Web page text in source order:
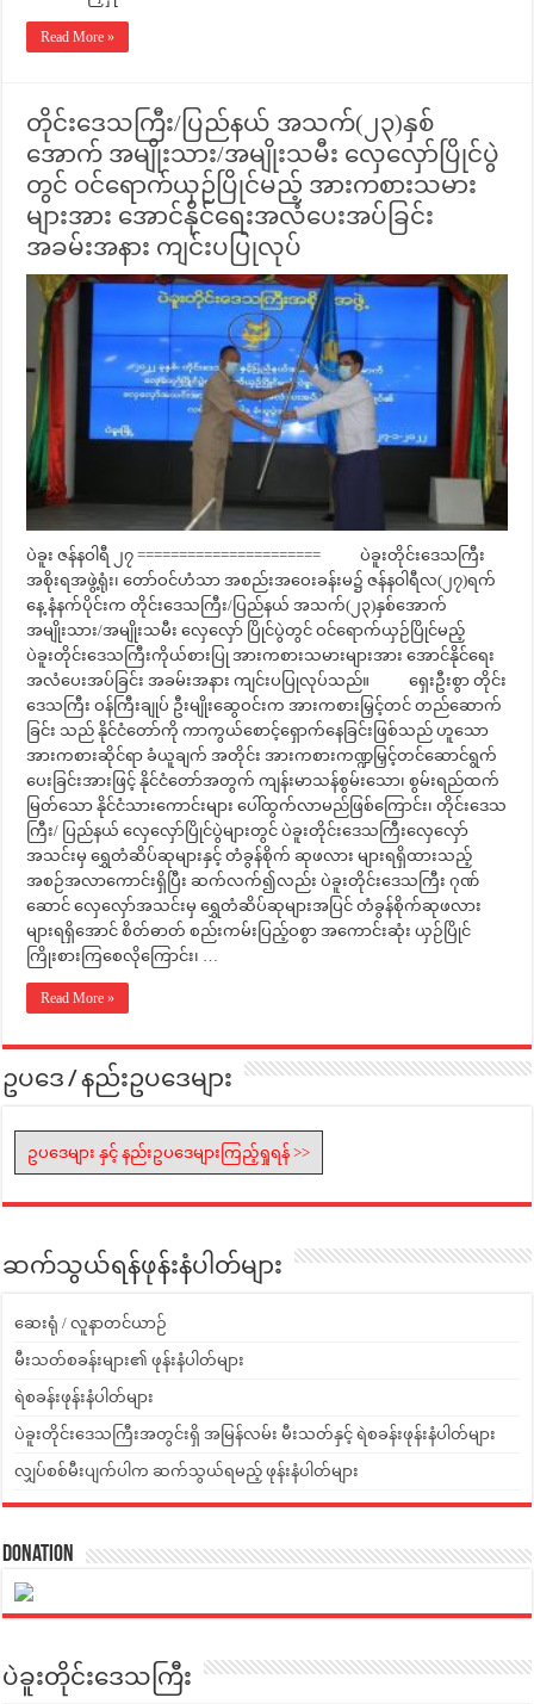
Read More »
တိုင်းဒေသကြီး/ပြည်နယ် အသက်(၂၃)နှစ်
အောက် အမျိုးသား/အမျိုးသမီး လှေလှော်ပြိုင်ပွဲ
တွင် ဝင်ရောက်ယှဉ်ပြိုင်မည့် အားကစားသမား
များအား အောင်နိုင်ရေးအလံပေးအပ်ခြင်း
အခမ်းအနား ကျင်းပပြုလုပ်
ပဲခူး ဇန်နဝါရီ ၂၇ ====================== ပဲခူးတိုင်းဒေသကြီး
အစိုးရအဖွဲ့ရုံး၊ တော်ဝင်ဟံသာ အစည်းအဝေးခန်းမ၌ ဇန်နဝါရီလ(၂၇)ရက်
နေ့ နံနက်ပိုင်းက တိုင်းဒေသကြီး/ပြည်နယ် အသက်(၂၃)နှစ်အောက်
အမျိုးသား/အမျိုးသမီး လှေလှော် ပြိုင်ပွဲတွင် ဝင်ရောက်ယှဉ်ပြိုင်မည့်
ပဲခူးတိုင်းဒေသကြီးကိုယ်စားပြု အားကစားသမားများအား အောင်နိုင်ရေး
အလံပေးအပ်ခြင်း အခမ်းအနား ကျင်းပပြုလုပ်သည်။ ရှေးဦးစွာ တိုင်း
ဒေသကြီး ဝန်ကြီးချုပ် ဦးမျိုးဆွေဝင်းက အားကစားမြှင့်တင် တည်ဆောက်
ခြင်း သည် နိုင်ငံတော်ကို ကာကွယ်စောင့်ရှောက်နေခြင်းဖြစ်သည် ဟူသော
အားကစားဆိုင်ရာ ခံယူချက် အတိုင်း အားကစားကဏ္ဍမြှင့်တင်ဆောင်ရွက်
ပေးခြင်းအားဖြင့် နိုင်ငံတော်အတွက် ကျန်းမာသန်စွမ်းသော၊ စွမ်းရည်ထက်
မြတ်သော နိုင်ငံသားကောင်းများ ပေါ်ထွက်လာမည်ဖြစ်ကြောင်း၊ တိုင်းဒေသ
ကြီး/ ပြည်နယ် လှေလှော်ပြိုင်ပွဲများတွင် ပဲခူးတိုင်းဒေသကြီးလှေလှော်
အသင်းမှ ရွှေတံဆိပ်ဆုများနှင့် တံခွန်စိုက် ဆုဖလား များရရှိထားသည့်
အစဉ်အလာကောင်းရှိပြီး ဆက်လက်၍လည်း ပဲခူးတိုင်းဒေသကြီး ဂုဏ်
ဆောင် လှေလှော်အသင်းမှ ရွှေတံဆိပ်ဆုများအပြင် တံခွန်စိုက်ဆုဖလား
များရရှိအောင် စိတ်ဓာတ် စည်းကမ်းပြည့်ဝစွာ အကောင်းဆုံး ယှဉ်ပြိုင်
ကြိုးစားကြစေလိုကြောင်း၊ …
Read More »
ဥပဒေ / နည်းဥပဒေများ
ဥပဒေများ နှင့် နည်းဥပဒေများကြည့်ရှုရန် >>
ဆက်သွယ်ရန်ဖုန်းနံပါတ်များ
ဆေးရုံ / လူနာတင်ယာဉ်
မီးသတ်စခန်းများ၏ ဖုန်းနံပါတ်များ
ရဲစခန်းဖုန်းနံပါတ်များ
ပဲခူးတိုင်းဒေသကြီးအတွင်းရှိ အမြန်လမ်း မီးသတ်နှင့် ရဲစခန်းဖုန်းနံပါတ်များ
လျှပ်စစ်မီးပျက်ပါက ဆက်သွယ်ရမည့် ဖုန်းနံပါတ်များ
Donation
ပဲခူးတိုင်းဒေသကြီး